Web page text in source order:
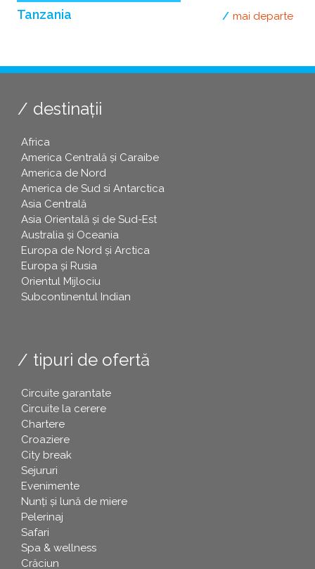
Tanzania mai departe
destinații
Africa
America Centrală și Caraibe
America de Nord
America de Sud si Antarctica
Asia Centrală
Asia Orientală și de Sud-Est
Australia și Oceania
Europa de Nord și Arctica
Europa și Rusia
Orientul Mijlociu
Subcontinentul Indian
tipuri de ofertă
Circuite garantate
Circuite la cerere
Chartere
Croaziere
City break
Sejururi
Evenimente
Nunți și lună de miere
Pelerinaj
Safari
Spa & wellness
Crăciun